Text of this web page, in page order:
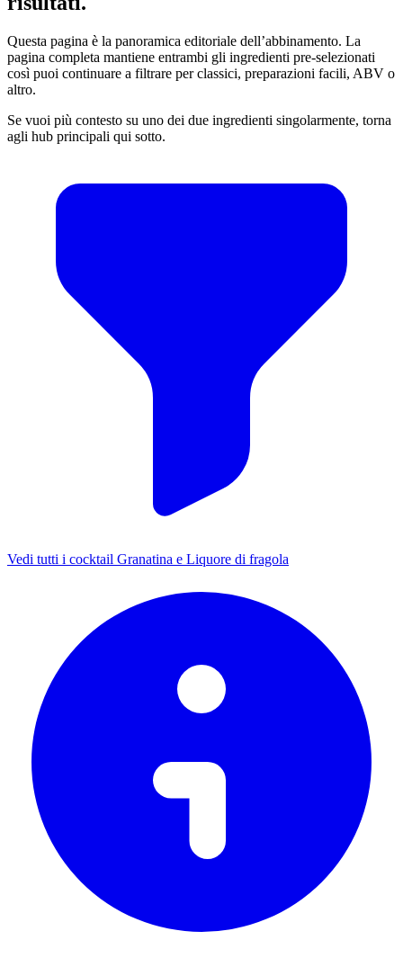
Questa pagina è la panoramica editoriale dell’abbinamento. La
pagina completa mantiene entrambi gli ingredienti pre-selezionati
così puoi continuare a filtrare per classici, preparazioni facili, ABV o
altro.
Se vuoi più contesto su uno dei due ingredienti singolarmente, torna
agli hub principali qui sotto.
Vedi tutti i cocktail Granatina e Liquore di fragola